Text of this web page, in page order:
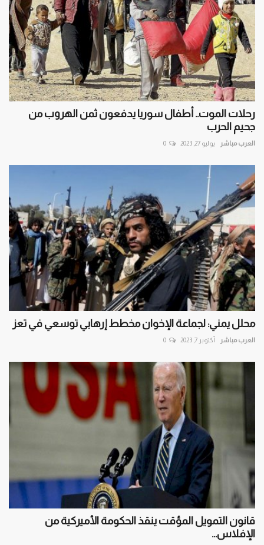
رحلات الموت.. أطفال سوريا يدفعون ثمن الهروب من
جحيم الحرب
العرب مباشر يوليو 27, 2023 0
محلل يمني: لجماعة الإخوان مخطط إرهابي توسعي في تعز
العرب مباشر أكتوبر 7, 2023 0
قانون التمويل المؤقت ينقذ الحكومة الأميركية من
الإفلاس...